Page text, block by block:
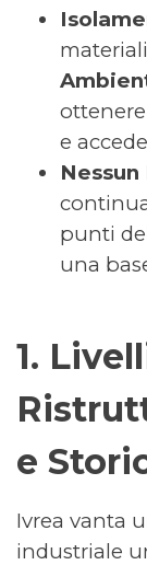
e
punti
una
1.
e
Ivrea vanta
industriale